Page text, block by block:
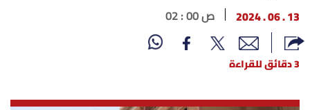
لبنان
الغلاف
نداء اليوم
13 . 06 . 2024 02 : 00 ص
3 دقائق للقراءة